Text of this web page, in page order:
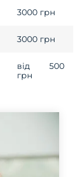
3000 грн
3000 грн
від 500
грн